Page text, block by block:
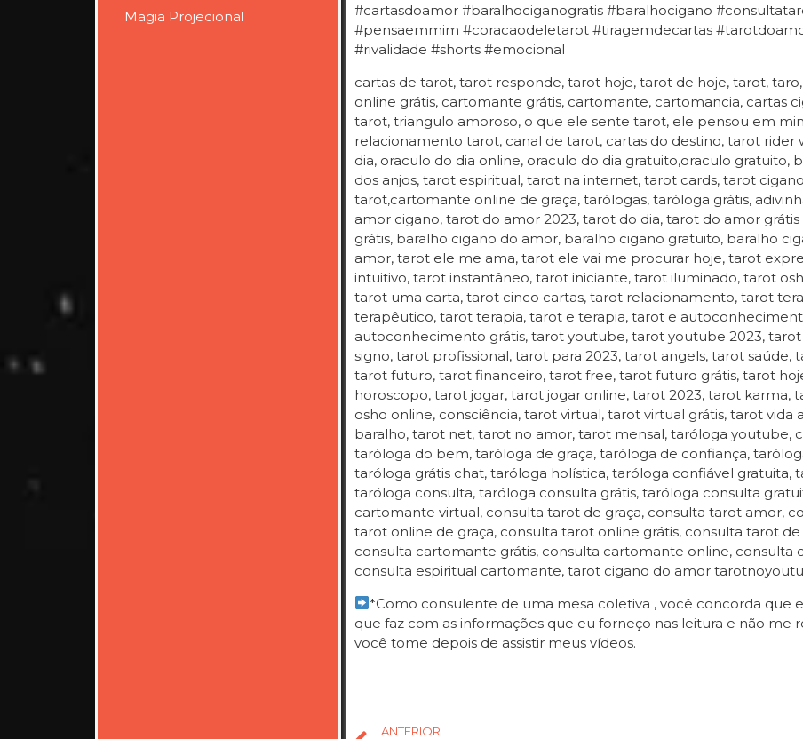
Magia Projecional
#cartasdoamor #baralhociganogratis #baralhocigano
#pensaemmim #coracaodeletarot #tiragemdecartas
#rivalidade #shorts #emocional
cartas de tarot, tarot responde, tarot hoje, tarot de hoje, tarot,
online grátis, cartomante grátis, cartomante, cartomancia, cartas
tarot, triangulo amoroso, o que ele sente tarot, ele pensou em
relacionamento tarot, canal de tarot, cartas do destino, tarot rider
dia, oraculo do dia online, oraculo do dia gratuito,oraculo gratuito,
dos anjos, tarot espiritual, tarot na internet, tarot cards, tarot
tarot,cartomante online de graça, tarólogas, taróloga grátis,
amor cigano, tarot do amor 2023, tarot do dia, tarot do amor
grátis, baralho cigano do amor, baralho cigano gratuito, baralho
amor, tarot ele me ama, tarot ele vai me procurar hoje, tarot
intuitivo, tarot instantâneo, tarot iniciante, tarot iluminado, tarot
tarot uma carta, tarot cinco cartas, tarot relacionamento, tarot
terapêutico, tarot terapia, tarot e terapia, tarot e
autoconhecimento grátis, tarot youtube, tarot youtube 2023,
signo, tarot profissional, tarot para 2023, tarot angels, tarot saúde,
tarot futuro, tarot financeiro, tarot free, tarot futuro grátis, tarot
horoscopo, tarot jogar, tarot jogar online, tarot 2023, tarot
osho online, consciência, tarot virtual, tarot virtual grátis, tarot
baralho, tarot net, tarot no amor, tarot mensal, taróloga youtube,
taróloga do bem, taróloga de graça, taróloga de confiança,
taróloga grátis chat, taróloga holística, taróloga confiável gratuita,
taróloga consulta, taróloga consulta grátis, taróloga consulta
cartomante virtual, consulta tarot de graça, consulta tarot amor,
tarot online de graça, consulta tarot online grátis, consulta tarot
consulta cartomante grátis, consulta cartomante online,
consulta espiritual cartomante, tarot cigano do amor
*Como consulente de uma mesa coletiva , você concorda que
que faz com as informações que eu forneço nas leitura e não me
você tome depois de assistir meus vídeos.
ANTERIOR